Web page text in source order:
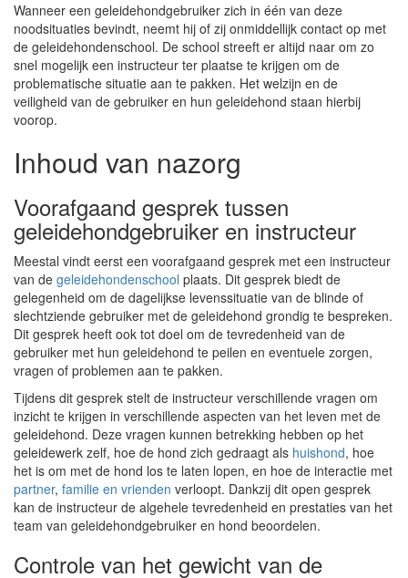
Wanneer een geleidehondgebruiker zich in één van deze
noodsituaties bevindt, neemt hij of zij onmiddellijk contact op met
de geleidehondenschool. De school streeft er altijd naar om zo
snel mogelijk een instructeur ter plaatse te krijgen om de
problematische situatie aan te pakken. Het welzijn en de
veiligheid van de gebruiker en hun geleidehond staan hierbij
voorop.
Inhoud van nazorg
Voorafgaand gesprek tussen
geleidehondgebruiker en instructeur
Meestal vindt eerst een voorafgaand gesprek met een instructeur
van de geleidehondenschool plaats. Dit gesprek biedt de
gelegenheid om de dagelijkse levenssituatie van de blinde of
slechtziende gebruiker met de geleidehond grondig te bespreken.
Dit gesprek heeft ook tot doel om de tevredenheid van de
gebruiker met hun geleidehond te peilen en eventuele zorgen,
vragen of problemen aan te pakken.
Tijdens dit gesprek stelt de instructeur verschillende vragen om
inzicht te krijgen in verschillende aspecten van het leven met de
geleidehond. Deze vragen kunnen betrekking hebben op het
geleidewerk zelf, hoe de hond zich gedraagt als huishond, hoe
het is om met de hond los te laten lopen, en hoe de interactie met
partner, familie en vrienden verloopt. Dankzij dit open gesprek
kan de instructeur de algehele tevredenheid en prestaties van het
team van geleidehondgebruiker en hond beoordelen.
Controle van het gewicht van de